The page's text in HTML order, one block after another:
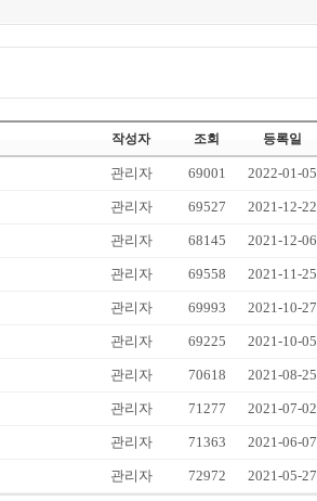
작성자 조회 등록일
관리자 69001 2022-01-05
관리자 69527 2021-12-22
관리자 68145 2021-12-06
관리자 69558 2021-11-25
관리자 69993 2021-10-27
관리자 69225 2021-10-05
관리자 70618 2021-08-25
관리자 71277 2021-07-02
관리자 71363 2021-06-07
관리자 72972 2021-05-27